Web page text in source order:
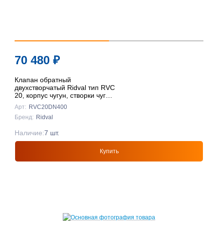
70 480 ₽
Клапан обратный
двухстворчатый Ridval тип RVC
20, корпус чугун, створки чуг
DN400 КРАСНЫЙ
Арт: RVC20DN400
Бренд: Ridval
Купить
Наличие:7 шт.